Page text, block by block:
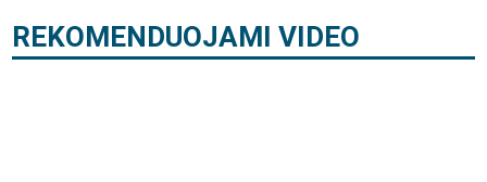
REKOMENDUOJAMI VIDEO